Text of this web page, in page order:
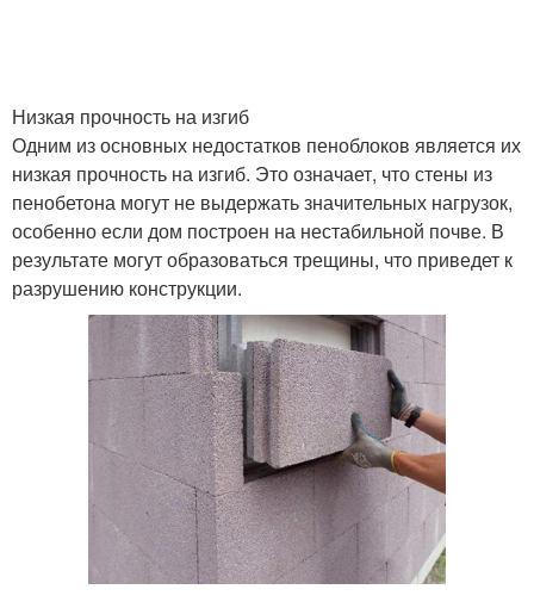
Низкая прочность на изгиб
Одним из основных недостатков пеноблоков является их
низкая прочность на изгиб. Это означает, что стены из
пенобетона могут не выдержать значительных нагрузок,
особенно если дом построен на нестабильной почве. В
результате могут образоваться трещины, что приведет к
разрушению конструкции.